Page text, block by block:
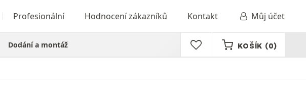
Profesionální Hodnocení zákazníků Kontakt Můj účet
Dodání a montáž KOŠÍK (0)